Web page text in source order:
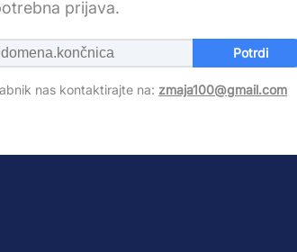
prijava.
Potrdi
nas kontaktirajte na: zmaja100@gmail.com